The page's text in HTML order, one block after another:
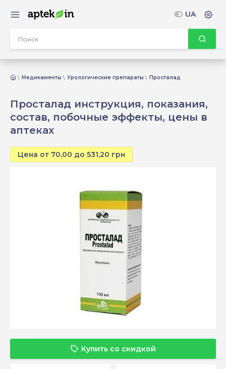
Медикаменты Урологические препараты Просталад
Просталад инструкция, показания,
состав, побочные эффекты, цены в
аптеках
Цена от 70,00 до 531,20 грн
Купить со скидкой
UA